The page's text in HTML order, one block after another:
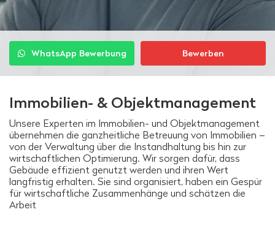
WhatsApp Bewerbung Bewerben
Immobilien- & Objektmanagement
Unsere Experten im Immobilien- und Objektmanagement
übernehmen die ganzheitliche Betreuung von Immobilien –
von der Verwaltung über die Instandhaltung bis hin zur
wirtschaftlichen Optimierung. Wir sorgen dafür, dass
Gebäude effizient genutzt werden und ihren Wert
langfristig erhalten. Sie sind organisiert, haben ein Gespür
für wirtschaftliche Zusammenhänge und schätzen die
Arbeit